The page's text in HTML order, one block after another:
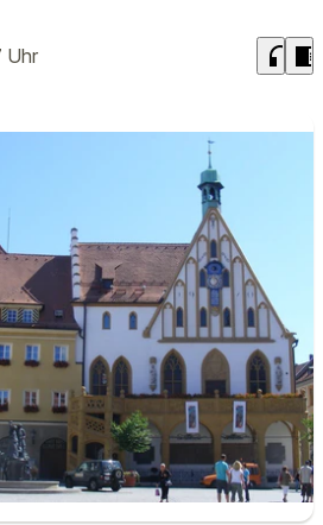
Uhr headphones chrome_reader_mode